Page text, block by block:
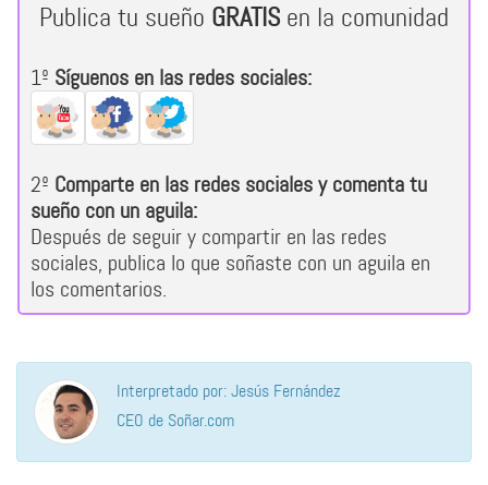
Publica tu sueño GRATISen la comunidad
1º Síguenos en las redes sociales:
2º Comparte en las redes sociales y comenta tu
sueño con un aguila:
Después de seguir y compartir en las redes
sociales, publica lo que soñaste con un aguila en
los comentarios.
Interpretado por: Jesús Fernández
CEO de Soñar.com